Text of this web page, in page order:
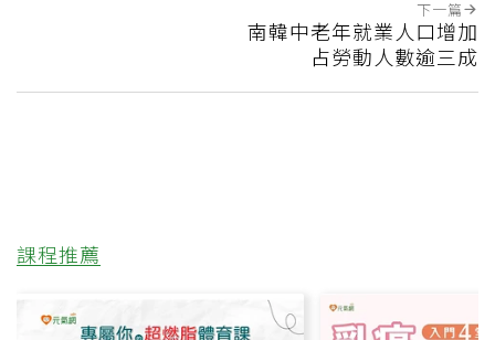
下一篇
南韓中老年就業人口增加
占勞動人數逾三成
課程推薦